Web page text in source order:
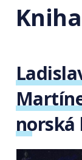
norská